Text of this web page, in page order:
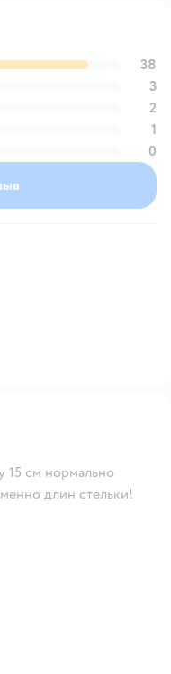
38
3
2
1
0
15 см нормально
длин стельки!